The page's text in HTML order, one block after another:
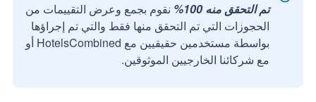
تم التحقق منه 100%
نقوم بجمع وعرض التقييمات من
الحجوزات التي تم التحقق منها فقط والتي تم إجراؤها
بواسطة مستخدمين حقيقيين مع HotelsCombined أو
مع شركائنا الخارجيين الموثوقين.